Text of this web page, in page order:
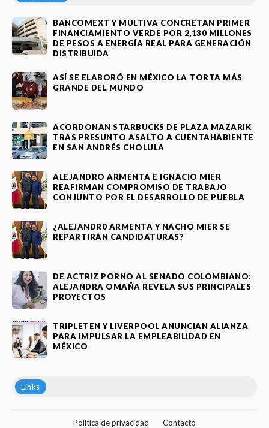
BANCOMEXT Y MULTIVA CONCRETAN PRIMER
FINANCIAMIENTO VERDE POR 2,130 MILLONES
DE PESOS A ENERGÍA REAL PARA GENERACIÓN
DISTRIBUIDA
ASÍ SE ELABORÓ EN MÉXICO LA TORTA MÁS
GRANDE DEL MUNDO
ACORDONAN STARBUCKS DE PLAZA MAZARIK
TRAS PRESUNTO ASALTO A CUENTAHABIENTE
EN SAN ANDRÉS CHOLULA
ALEJANDRO ARMENTA E IGNACIO MIER
REAFIRMAN COMPROMISO DE TRABAJO
CONJUNTO POR EL DESARROLLO DE PUEBLA
¿ALEJANDR0 ARMENTA Y NACHO MIER SE
REPARTIRÁN CANDIDATURAS?
DE ACTRIZ PORNO AL SENADO COLOMBIANO:
ALEJANDRA OMAÑA REVELA SUS PRINCIPALES
PROYECTOS
TRIPLETEN Y LIVERPOOL ANUNCIAN ALIANZA
PARA IMPULSAR LA EMPLEABILIDAD EN
MÉXICO
Links
Política de privacidad Contacto